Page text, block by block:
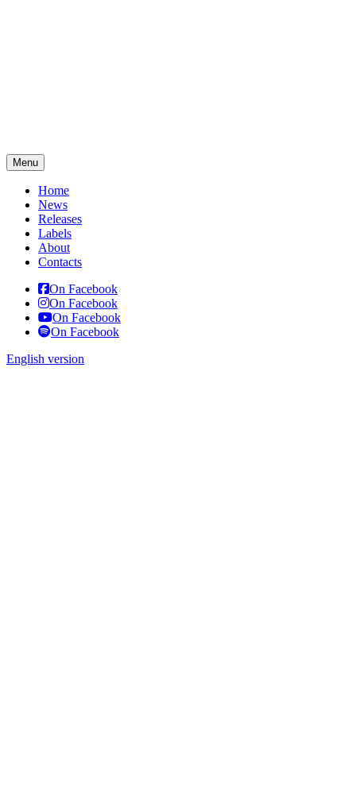
Menu
Home
News
Releases
Labels
About
Contacts
On Facebook
On Facebook
On Facebook
On Facebook
English version